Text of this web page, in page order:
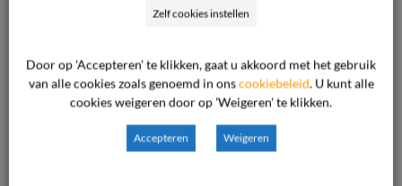
van de
advocaat
Onderwerp van het geschil Het
geschil betreft de hoogte van de
Zelf cookies instellen
Door op 'Accepteren' te klikken, gaat u akkoord met het gebruik
van alle cookies zoals genoemd in onscookiebeleid. U kunt alle
cookies weigeren door op 'Weigeren' te klikken.
Accepteren Weigeren